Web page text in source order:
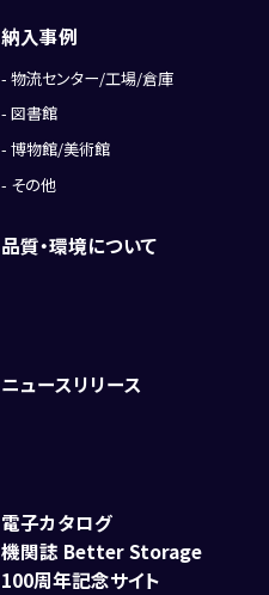
納入事例
物流センター/工場/倉庫
図書館
博物館/美術館
その他
品質・環境について
ニュースリリース
電子カタログ
機関誌 Better Storage
100周年記念サイト